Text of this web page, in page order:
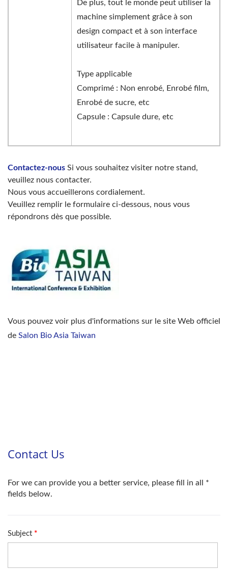
De plus, tout le monde peut utiliser la
machine simplement grâce à son
design compact et à son interface
utilisateur facile à manipuler.
Type applicable
Comprimé : Non enrobé, Enrobé film,
Enrobé de sucre, etc
Capsule : Capsule dure, etc
Contactez-nous Si vous souhaitez visiter notre stand,
veuillez nous contacter.
Nous vous accueillerons cordialement.
Veuillez remplir le formulaire ci-dessous, nous vous
répondrons dès que possible.
Vous pouvez voir plus d'informations sur le site Web officiel
de Salon Bio Asia Taiwan